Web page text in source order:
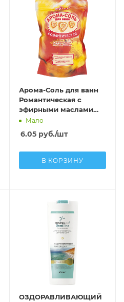
Арома-Соль для ванн
Романтическая с
эфирными маслами
иланг-иланга и пачули
Мало
6.05руб./шт
В КОРЗИНУ
ОЗДОРАВЛИВАЮЩИЙ